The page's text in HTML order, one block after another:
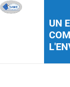
UN